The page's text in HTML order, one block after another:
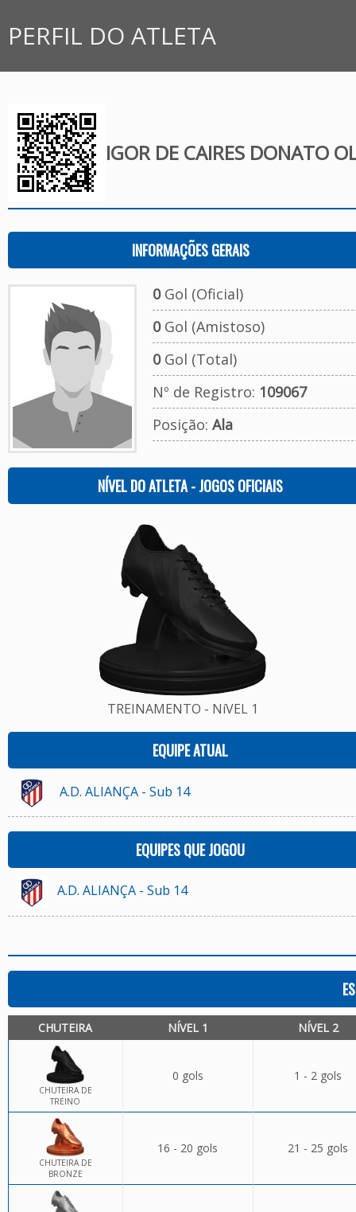
PERFIL DO ATLETA
IGOR DE CAIRES DONATO
INFORMAÇÕES GERAIS
0Gol (Oficial)
0Gol (Amistoso)
0Gol (Total)
Nº de Registro: 109067
Posição: Ala
NÍVEL DO ATLETA - JOGOS OFICIAIS
TREINAMENTO - NíVEL 1
EQUIPE ATUAL
A.D. ALIANÇA - Sub 14
EQUIPES QUE JOGOU
A.D. ALIANÇA - Sub 14
CHUTEIRA NÍVEL 1 NÍVEL 2
CHUTEIRA DE
TREINO
0 gols 1 - 2 gols
CHUTEIRA DE
BRONZE
16 - 20 gols 21 - 25 gols